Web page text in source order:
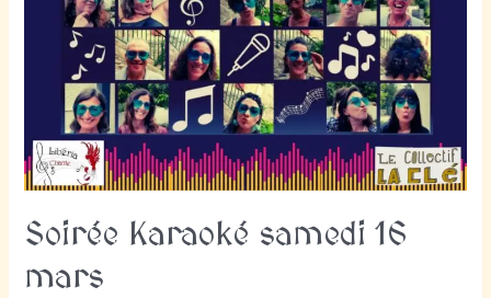
Soirée Karaoké samedi 16
mars